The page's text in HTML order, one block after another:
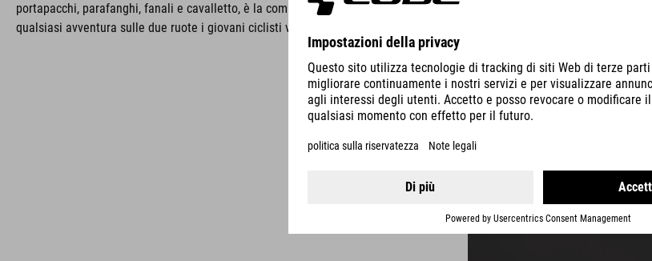
portapacchi, parafanghi, fanali e cavalletto, è la compagna perfetta per
qualsiasi avventura sulle due ruote i giovani ciclisti vogliano intraprendere.